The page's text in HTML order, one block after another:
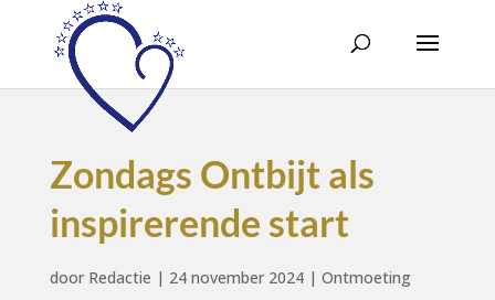
Zondags Ontbijt als
inspirerende start
door Redactie | 24 november 2024| Ontmoeting